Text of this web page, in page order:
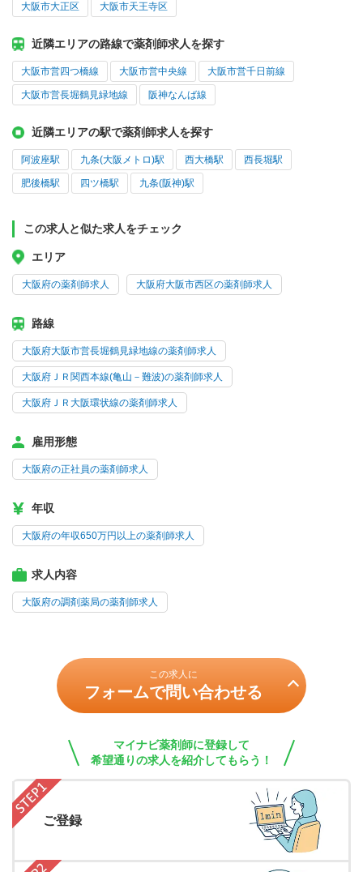
大阪市大正区 大阪市天王寺区
近隣エリアの路線で薬剤師求人を探す
大阪市営四つ橋線 大阪市営中央線 大阪市営千日前線
大阪市営長堀鶴見緑地線 阪神なんば線
近隣エリアの駅で薬剤師求人を探す
阿波座駅 九条(大阪メトロ)駅 西大橋駅 西長堀駅
肥後橋駅 四ツ橋駅 九条(阪神)駅
この求人と似た求人をチェック
エリア
大阪府の薬剤師求人 大阪府大阪市西区の薬剤師求人
路線
大阪府大阪市営長堀鶴見緑地線の薬剤師求人
大阪府ＪＲ関西本線(亀山－難波)の薬剤師求人
大阪府ＪＲ大阪環状線の薬剤師求人
雇用形態
大阪府の正社員の薬剤師求人
年収
大阪府の年収650万円以上の薬剤師求人
求人内容
大阪府の調剤薬局の薬剤師求人
この求人に
フォームで問い合わせる
マイナビ薬剤師に登録して
希望通りの求人を紹介してもらう！
ご登録